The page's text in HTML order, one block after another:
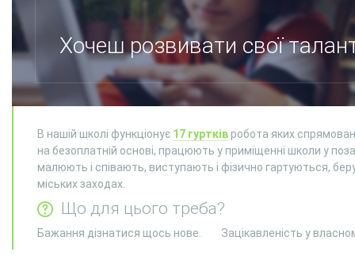
Хочеш розвивати свої
В нашій школі функціонує 17 гуртків робота яких
на безоплатній основі, працюють у приміщенні школи у
малюють і співають, виступають і фізично гартуються,
міських заходах.
Що для цього треба?
Бажання дізнатися щось нове. Зацікавленість у